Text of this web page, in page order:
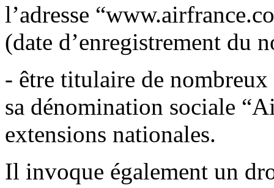
l’adresse
(date d’enregistrement du
- être titulaire de nombreux
sa dénomination sociale
extensions nationales.
Il invoque également un